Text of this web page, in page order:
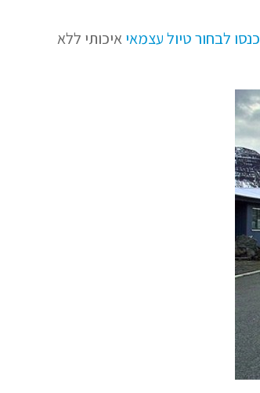
כנסו לבחור טיול עצמאיאיכותי ללא